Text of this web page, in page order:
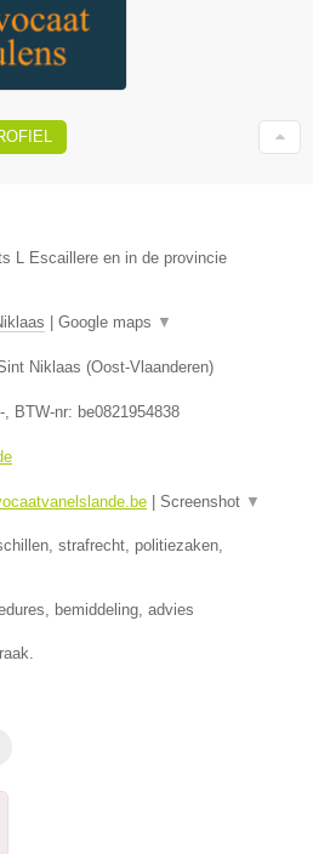
L Escaillere en in de provincie
Google maps ▼
Niklaas (Oost-Vlaanderen)
-, BTW-nr: be0821954838
Screenshot ▼
strafrecht, politiezaken,
bemiddeling, advies